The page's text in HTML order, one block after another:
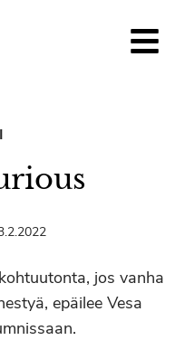
jos vanha
epäilee Vesa